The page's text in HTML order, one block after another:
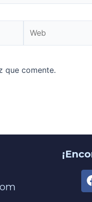
que comente.